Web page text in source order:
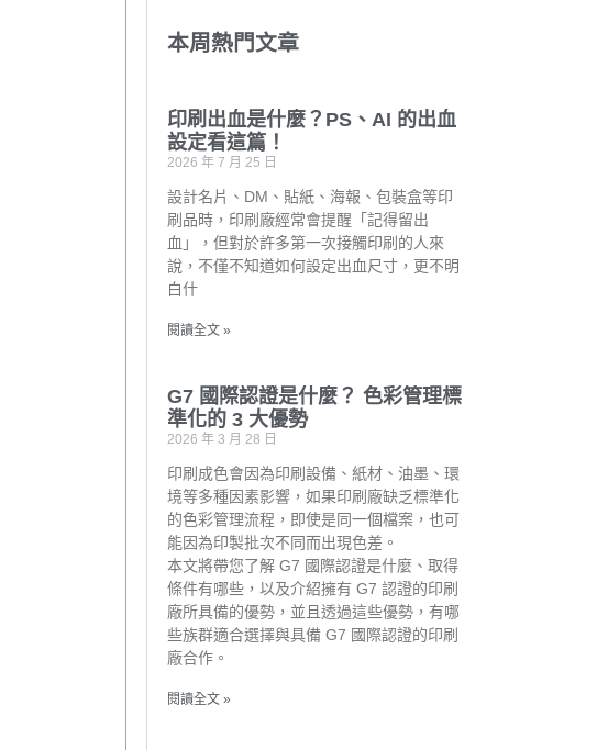
本周熱門文章
印刷出血是什麼？PS、AI 的出血
設定看這篇！
2026 年 7 月 25 日
設計名片、DM、貼紙、海報、包裝盒等印
刷品時，印刷廠經常會提醒「記得留出
血」，但對於許多第一次接觸印刷的人來
說，不僅不知道如何設定出血尺寸，更不明
白什
閱讀全文 »
G7 國際認證是什麼？ 色彩管理標
準化的 3 大優勢
2026 年 3 月 28 日
印刷成色會因為印刷設備、紙材、油墨、環
境等多種因素影響，如果印刷廠缺乏標準化
的色彩管理流程，即使是同一個檔案，也可
能因為印製批次不同而出現色差。
本文將帶您了解 G7 國際認證是什麼、取得
條件有哪些，以及介紹擁有 G7 認證的印刷
廠所具備的優勢，並且透過這些優勢，有哪
些族群適合選擇與具備 G7 國際認證的印刷
廠合作。
閱讀全文 »